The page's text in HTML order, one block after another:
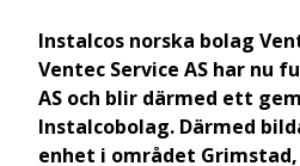
Instalcos norska bolag
Ventec Service AS har nu
AS och blir därmed ett
Instalcobolag. Därmed
enhet i området